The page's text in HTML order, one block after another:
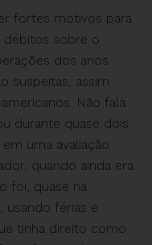
fortes motivos para
débitos sobre o
dos anos
suspeitas, assim
Não fala
durante quase dois
uma avaliação
quando ainda era
foi, quase na
usando férias e
tinha direito como